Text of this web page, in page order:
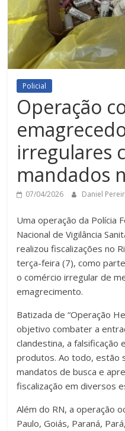
Policial
Operação
irregulares
mandados
07/04/2026 Daniel
Uma operação da Polícia
Nacional de Vigilância
realizou fiscalizações no
terça-feira (7), como
o comércio irregular de
emagrecimento.
Batizada de “Operação
objetivo combater a
clandestina, a falsificação
produtos. Ao todo, estão
mandatos de busca e
fiscalização em diversos
Além do RN, a operação
Paulo, Goiás, Paraná,